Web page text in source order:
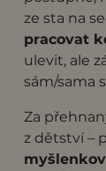
ze sta na
pracovat
ulevit, ale
sám/sama
Za
z dětství –